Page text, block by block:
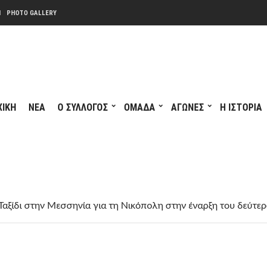
PHOTO GALLERY
ΝΕΑ Ο ΣΥΛΛΟΓΟΣ ΟΜΑΔΑ ΑΓΩΝΕΣ Η ΙΣΤΟΡΙΑ
στην Μεσσηνία για τη Νικόπολη στην έναρξη του